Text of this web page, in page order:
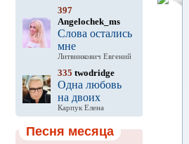
397
Angelochek_ms
Слова остались
мне
Литвинкович Евгений
335 twodridge
Одна любовь
на двоих
Карпук Елена
Песня месяца